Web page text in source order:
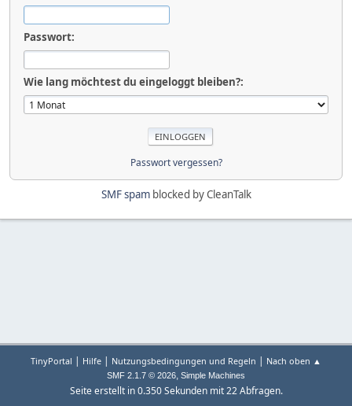
Passwort:
Wie lang möchtest du eingeloggt bleiben?:
Passwort vergessen?
SMF spamblocked by CleanTalk
TinyPortal | Hilfe | Nutzungsbedingungen und Regeln | Nach oben ▲
SMF 2.1.7 © 2026, Simple Machines
Seite erstellt in 0.350 Sekunden mit 22 Abfragen.